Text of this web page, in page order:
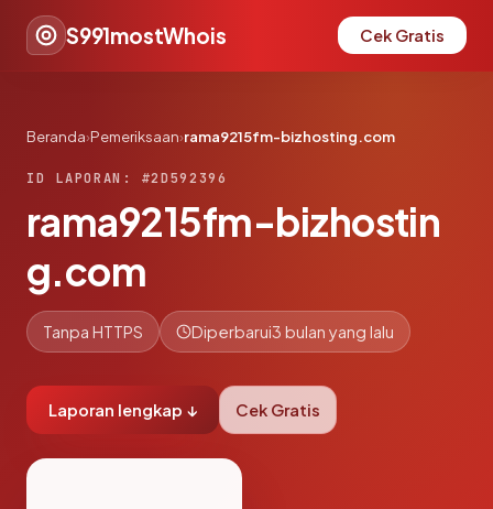
S991mostWhois Cek Gratis
Beranda›Pemeriksaan›rama9215fm-bizhosting.com
ID LAPORAN: #2D592396
rama9215fm-bizhostin
g.com
Tanpa HTTPS Diperbarui3 bulan yang lalu
Laporan lengkap ↓ Cek Gratis